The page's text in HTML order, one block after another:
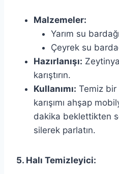
Malzemeler:
Yarım su
Çeyrek su
Hazırlanışı:
karıştırın.
Kullanımı: Temiz bir
karışımı ahşap
dakika beklettikten
silerek parlatın.
5. Halı Temizleyici: